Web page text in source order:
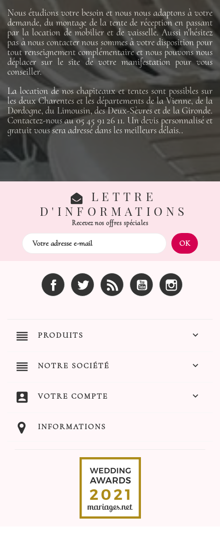
Nous étudions votre besoin et nous nous adaptons à votre
demande, du montage de la tente de réception en passant
par la location de mobilier et de vaisselle. Aussi n'hésitez
pas à nous contacter nous sommes à votre disposition pour
tout renseignement complémentaire et nous pouvons nous
déplacer sur le site de votre manifestation pour vous
conseiller.
La location de nos chapiteaux et tentes sont possibles sur
les deux Charentes et les départements de la Vienne, de la
Dordogne, du Limousin, des Deux-Sèvres et de la Gironde.
Contactez-nous au 05 45 91 26 11. Un devis personnalisé et
gratuit vous sera adressé dans les meilleurs délais..
LETTRE
D'INFORMATIONS
Recevez nos offres spéciales
Facebook Twitter Rss YouTube
reorder PRODUITS 
reorder NOTRE SOCIÉTÉ 
account_box VOTRE COMPTE 
INFORMATIONS